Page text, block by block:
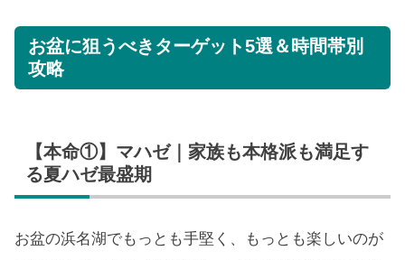
お盆に狙うべきターゲット5選＆時間帯別
攻略
【本命①】マハゼ｜家族も本格派も満足す
る夏ハゼ最盛期
お盆の浜名湖でもっとも手堅く、もっとも楽しいのが